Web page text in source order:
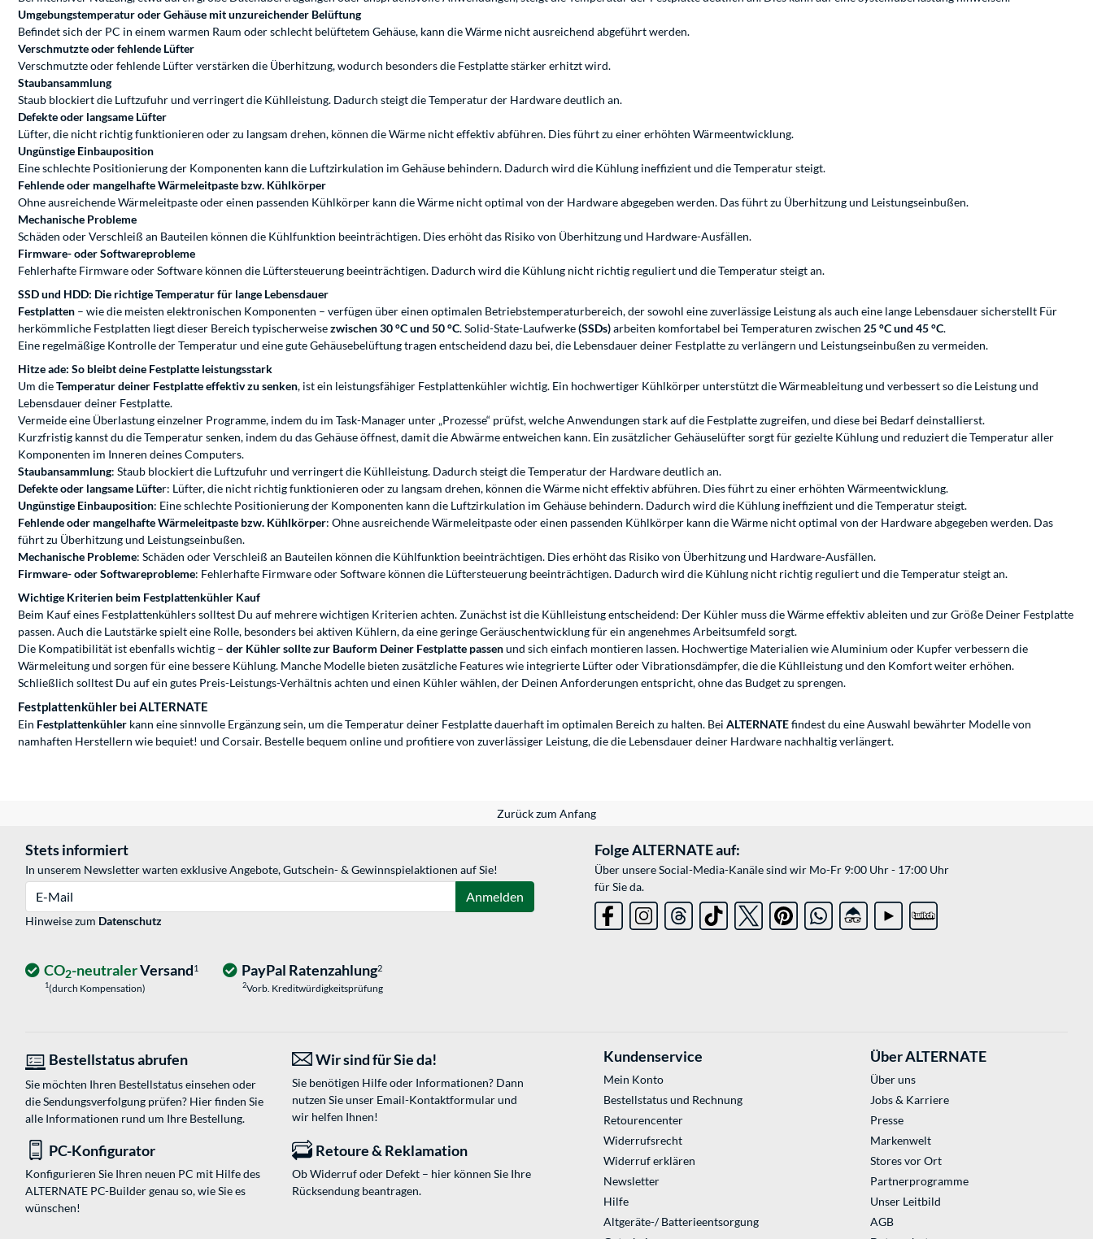
Umgebungstemperatur oder Gehäuse mit unzureichender Belüftung
Befindet sich der PC in einem warmen Raum oder schlecht belüftetem Gehäuse, kann die Wärme nicht ausreichend abgeführt werden.
Verschmutzte oder fehlende Lüfter
Verschmutzte oder fehlende Lüfter verstärken die Überhitzung, wodurch besonders die Festplatte stärker erhitzt wird.
Staubansammlung
Staub blockiert die Luftzufuhr und verringert die Kühlleistung. Dadurch steigt die Temperatur der Hardware deutlich an.
Defekte oder langsame Lüfter
Lüfter, die nicht richtig funktionieren oder zu langsam drehen, können die Wärme nicht effektiv abführen. Dies führt zu einer erhöhten Wärmeentwicklung.
Ungünstige Einbauposition
Eine schlechte Positionierung der Komponenten kann die Luftzirkulation im Gehäuse behindern. Dadurch wird die Kühlung ineffizient und die Temperatur steigt.
Fehlende oder mangelhafte Wärmeleitpaste bzw. Kühlkörper
Ohne ausreichende Wärmeleitpaste oder einen passenden Kühlkörper kann die Wärme nicht optimal von der Hardware abgegeben werden. Das führt zu Überhitzung und Leistungseinbußen.
Mechanische Probleme
Schäden oder Verschleiß an Bauteilen können die Kühlfunktion beeinträchtigen. Dies erhöht das Risiko von Überhitzung und Hardware-Ausfällen.
Firmware- oder Softwareprobleme
Fehlerhafte Firmware oder Software können die Lüftersteuerung beeinträchtigen. Dadurch wird die Kühlung nicht richtig reguliert und die Temperatur steigt an.
SSD und HDD: Die richtige Temperatur für lange Lebensdauer
Festplatten – wie die meisten elektronischen Komponenten – verfügen über einen optimalen Betriebstemperaturbereich, der sowohl eine zuverlässige Leistung als auch eine lange Lebensdauer sicherstellt Für
herkömmliche Festplatten liegt dieser Bereich typischerweisezwischen 30 °C und 50 °C. Solid-State-Laufwerke(SSDs)arbeiten komfortabel bei Temperaturen zwischen 25 °C und 45 °C.
Eine regelmäßige Kontrolle der Temperatur und eine gute Gehäusebelüftung tragen entscheidend dazu bei, die Lebensdauer deiner Festplatte zu verlängern und Leistungseinbußen zu vermeiden.
Hitze ade: So bleibt deine Festplatte leistungsstark
Um dieTemperatur deiner Festplatte effektiv zu senken, ist ein leistungsfähiger Festplattenkühler wichtig. Ein hochwertiger Kühlkörper unterstützt die Wärmeableitung und verbessert so die Leistung und
Lebensdauer deiner Festplatte.
Vermeide eine Überlastung einzelner Programme, indem du im Task-Manager unter „Prozesse“ prüfst, welche Anwendungen stark auf die Festplatte zugreifen, und diese bei Bedarf deinstallierst.
Kurzfristig kannst du die Temperatur senken, indem du das Gehäuse öffnest, damit die Abwärme entweichen kann. Ein zusätzlicher Gehäuselüfter sorgt für gezielte Kühlung und reduziert die Temperatur aller
Komponenten im Inneren deines Computers.
Staubansammlung: Staub blockiert die Luftzufuhr und verringert die Kühlleistung. Dadurch steigt die Temperatur der Hardware deutlich an.
Defekte oder langsame Lüfter: Lüfter, die nicht richtig funktionieren oder zu langsam drehen, können die Wärme nicht effektiv abführen. Dies führt zu einer erhöhten Wärmeentwicklung.
Ungünstige Einbauposition: Eine schlechte Positionierung der Komponenten kann die Luftzirkulation im Gehäuse behindern. Dadurch wird die Kühlung ineffizient und die Temperatur steigt.
Fehlende oder mangelhafte Wärmeleitpaste bzw. Kühlkörper: Ohne ausreichende Wärmeleitpaste oder einen passenden Kühlkörper kann die Wärme nicht optimal von der Hardware abgegeben werden. Das
führt zu Überhitzung und Leistungseinbußen.
Mechanische Probleme: Schäden oder Verschleiß an Bauteilen können die Kühlfunktion beeinträchtigen. Dies erhöht das Risiko von Überhitzung und Hardware-Ausfällen.
Firmware- oder Softwareprobleme: Fehlerhafte Firmware oder Software können die Lüftersteuerung beeinträchtigen. Dadurch wird die Kühlung nicht richtig reguliert und die Temperatur steigt an.
Wichtige Kriterien beim Festplattenkühler Kauf
Beim Kauf eines Festplattenkühlers solltest Du auf mehrere wichtigen Kriterien achten. Zunächst ist die Kühlleistung entscheidend: Der Kühler muss die Wärme effektiv ableiten und zur Größe Deiner Festplatte
passen. Auch die Lautstärke spielt eine Rolle, besonders bei aktiven Kühlern, da eine geringe Geräuschentwicklung für ein angenehmes Arbeitsumfeld sorgt.
Die Kompatibilität ist ebenfalls wichtig – der Kühler sollte zur Bauform Deiner Festplatte passenund sich einfach montieren lassen. Hochwertige Materialien wie Aluminium oder Kupfer verbessern die
Wärmeleitung und sorgen für eine bessere Kühlung. Manche Modelle bieten zusätzliche Features wie integrierte Lüfter oder Vibrationsdämpfer, die die Kühlleistung und den Komfort weiter erhöhen.
Schließlich solltest Du auf ein gutes Preis-Leistungs-Verhältnis achten und einen Kühler wählen, der Deinen Anforderungen entspricht, ohne das Budget zu sprengen.
Festplattenkühler bei ALTERNATE
Ein Festplattenkühler kann eine sinnvolle Ergänzung sein, um die Temperatur deiner Festplatte dauerhaft im optimalen Bereich zu halten. Bei ALTERNATEfindest du eine Auswahl bewährter Modelle von
namhaften Herstellern wie bequiet! und Corsair. Bestelle bequem online und profitiere von zuverlässiger Leistung, die die Lebensdauer deiner Hardware nachhaltig verlängert.
Zurück zum Anfang
Stets informiert
In unserem Newsletter warten exklusive Angebote, Gutschein- & Gewinnspielaktionen auf Sie!
Anmelden
Hinweise zum Datenschutz
Folge ALTERNATE auf:
Über unsere Social-Media-Kanäle sind wir Mo-Fr 9:00 Uhr - 17:00 Uhr
für Sie da.
CO2-neutralerVersand1
1(durch Kompensation)
PayPal Ratenzahlung2
2Vorb. Kreditwürdigkeitsprüfung
Bestellstatus abrufen
Sie möchten Ihren Bestellstatus einsehen oder
die Sendungsverfolgung prüfen? Hier finden Sie
alle Informationen rund um Ihre Bestellung.
Wir sind für Sie da!
Sie benötigen Hilfe oder Informationen? Dann
nutzen Sie unser Email-Kontaktformularund
wir helfen Ihnen!
PC-Konfigurator
Konfigurieren Sie Ihren neuen PC mit Hilfe des
ALTERNATE PC-Builder genau so, wie Sie es
wünschen!
Retoure & Reklamation
Ob Widerruf oder Defekt – hier können Sie Ihre
Rücksendung beantragen.
Kundenservice
Mein Konto
Bestellstatus und Rechnung
Retourencenter
Widerrufsrecht
Widerruf erklären
Newsletter
Hilfe
Altgeräte-/ Batterieentsorgung
Über ALTERNATE
Über uns
Jobs & Karriere
Presse
Markenwelt
Stores vor Ort
Partnerprogramme
Unser Leitbild
AGB